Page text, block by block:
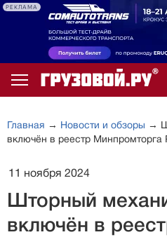
РЕКЛАМА
Главная → Новости и обзоры →
включён в реестр Минпромторга
11 ноября 2024
Шторный
включён в